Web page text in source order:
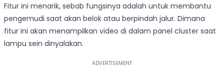
Fitur ini menarik, sebab fungsinya adalah untuk membantu
pengemudi saat akan belok atau berpindah jalur. Dimana
fitur ini akan menampilkan video di dalam panel cluster saat
lampu sein dinyalakan.